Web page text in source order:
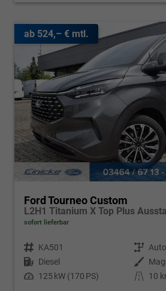
ab 524,– € mtl.
Ford Tourneo Custom
L2H1 Titanium X Top Plus
sofort lieferbar
Fahrzeugnr. KA501 Getriebe
Kraftstoff Diesel Außenfarbe
Leistung 125 kW (170 PS) Kilometerstand 10